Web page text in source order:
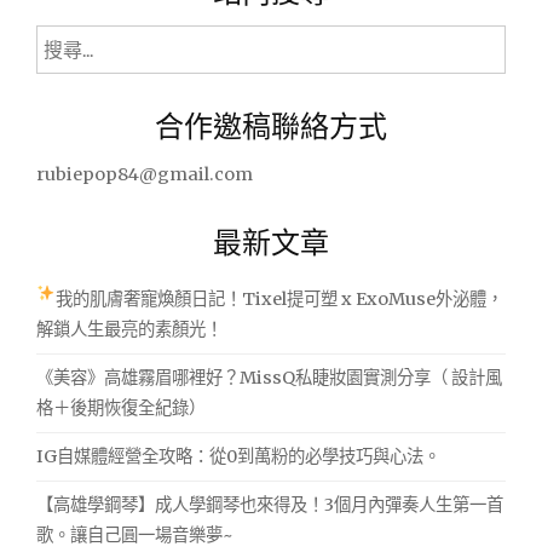
搜
尋
合作邀稿聯絡方式
rubiepop84@gmail.com
最新文章
我的肌膚奢寵煥顏日記！Tixel提可塑 x ExoMuse外泌體，
解鎖人生最亮的素顏光！
《美容》高雄霧眉哪裡好？MissQ私睫妝園實測分享（ 設計風
格＋後期恢復全紀錄）
IG自媒體經營全攻略：從0到萬粉的必學技巧與心法。
【高雄學鋼琴】成人學鋼琴也來得及！3個月內彈奏人生第一首
歌。讓自己圓一場音樂夢~